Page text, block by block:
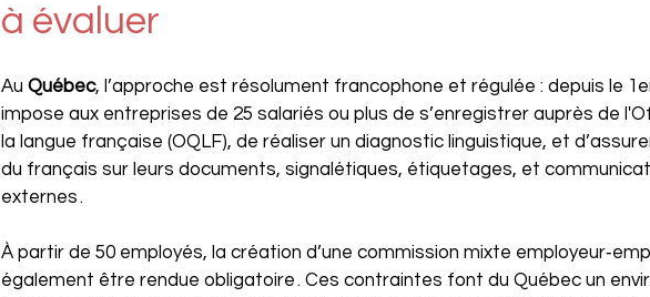
à évaluer
Au Québec, l’approche est résolument francophone et régulée : depuis le
impose aux entreprises de 25 salariés ou plus de s’enregistrer auprès de
la langue française (OQLF), de réaliser un diagnostic linguistique, et
du français sur leurs documents, signalétiques, étiquetages, et
externes .
À partir de 50 employés, la création d’une commission mixte
également être rendue obligatoire . Ces contraintes font du Québec un